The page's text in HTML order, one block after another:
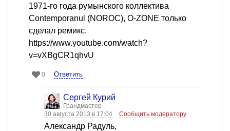
1971-го года румынского коллектива
Contemporanul (NOROC), O-ZONE только
сделал ремикс.
https://www.youtube.com/watch?
v=vXBgCR1qhvU
0 Ответить
Сергей Курий
Грандмастер
30 августа 2013 в 17:04
Сообщить модератору
Александр Радуль,